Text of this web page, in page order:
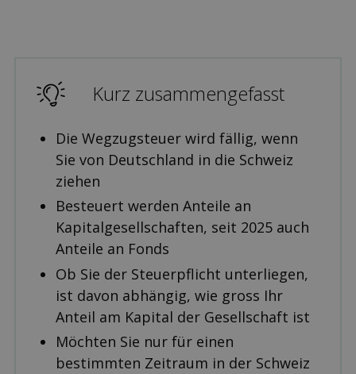
Kurz zusammengefasst
Die Wegzugsteuer wird fällig, wenn
Sie von Deutschland in die Schweiz
ziehen
Besteuert werden Anteile an
Kapitalgesellschaften, seit 2025 auch
Anteile an Fonds
Ob Sie der Steuerpflicht unterliegen,
ist davon abhängig, wie gross Ihr
Anteil am Kapital der Gesellschaft ist
Möchten Sie nur für einen
bestimmten Zeitraum in der Schweiz